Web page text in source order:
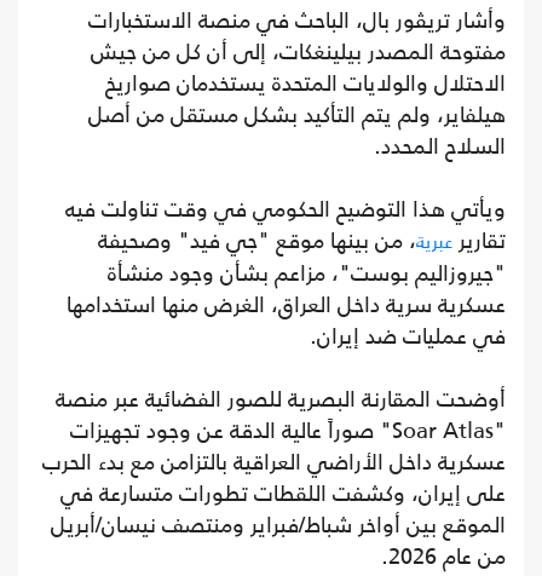
وأشار تريڤور بال، الباحث في منصة الاستخبارات
مفتوحة المصدر بيلينغكات، إلى أن كل من جيش
الاحتلال والولايات المتحدة يستخدمان صواريخ
هيلفاير، ولم يتم التأكيد بشكل مستقل من أصل
السلاح المحدد.
ويأتي هذا التوضيح الحكومي في وقت تناولت فيه
تقارير عبرية، من بينها موقع "جي فيد" وصحيفة
"جيروزاليم بوست"، مزاعم بشأن وجود منشأة
عسكرية سرية داخل العراق، الغرض منها استخدامها
في عمليات ضد إيران.
أوضحت المقارنة البصرية للصور الفضائية عبر منصة
"Soar Atlas" صوراً عالية الدقة عن وجود تجهيزات
عسكرية داخل الأراضي العراقية بالتزامن مع بدء الحرب
على إيران، وكشفت اللقطات تطورات متسارعة في
الموقع بين أواخر شباط/فبراير ومنتصف نيسان/أبريل
من عام 2026.